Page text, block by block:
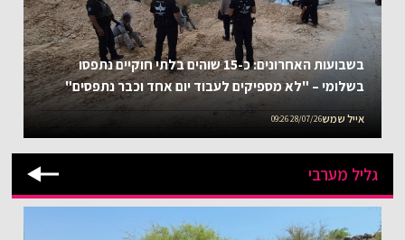
בשבועות האחרונים: כ-15 שוהים בלתי חוקיים נתפסו
בשלומי – "לא מספיקים לעבוד יום אחד וכבר נתפסים"
אייל שמש28/07/26 09:26
גליל מערבי